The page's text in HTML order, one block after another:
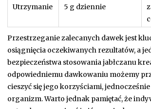
Utrzymanie 5 g dziennie
Przestrzeganie zalecanych dawek jest
osiągnięcia oczekiwanych rezultatów, a
bezpieczeństwa stosowania jabłczanu
odpowiedniemu dawkowaniu możemy
cieszyć się jego korzyściami,
organizm. Warto jednak pamiętać, że